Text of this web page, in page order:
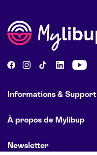
Informations & Support
À propos de Mylibup
Newsletter